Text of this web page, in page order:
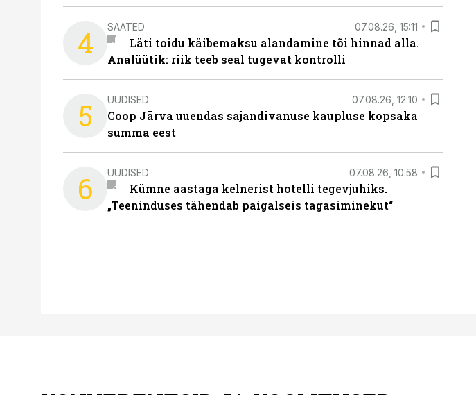
4 SAATED 07.08.26, 15:11
Läti toidu käibemaksu alandamine tõi hinnad alla.
Analüütik: riik teeb seal tugevat kontrolli
5 UUDISED 07.08.26, 12:10
Coop Järva uuendas sajandivanuse kaupluse kopsaka
summa eest
6 UUDISED 07.08.26, 10:58
Kümne aastaga kelnerist hotelli tegevjuhiks.
„Teeninduses tähendab paigalseis tagasiminekut“